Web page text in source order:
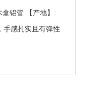
盒铝管 【产地】:
手感扎实且有弹性